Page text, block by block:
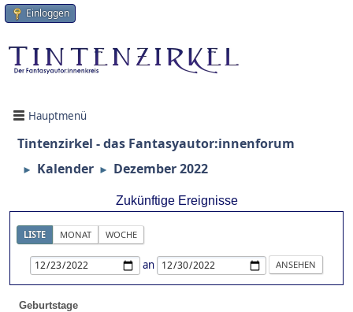
Einloggen
Hauptmenü
Tintenzirkel - das Fantasyautor:innenforum
► Kalender ► Dezember 2022
Zukünftige Ereignisse
LISTE MONAT WOCHE
an
Geburtstage